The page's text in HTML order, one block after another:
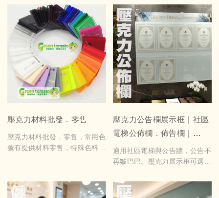
飲料店、小吃攤與市集攤位使
用，可客製品項、尺寸與排版，
打造專屬的專業價目展示。
尺吋7x25cm 每片費用250元起
量大另有優惠，採用3mm壓克
力貼合製作，尺吋均可訂製，起
訂量3片
壓克力材料批發．零售
壓克力材料批發．零售，常用色
號有提供材料零售，特殊色料需
3mm、5mm、8mm及10mm，
色料5mm以上需確認色號
壓克力公告欄展示框｜社區
電梯公佈欄．佈告欄｜
2/4/6/8格可選｜可加社區名
稱｜尺吋格數均可訂製
適用社區電梯與公告牆，公告不
再皺巴巴。壓克力展示框可選透
2至8格可選，依空間量身設計
製作，整齊又有質感。